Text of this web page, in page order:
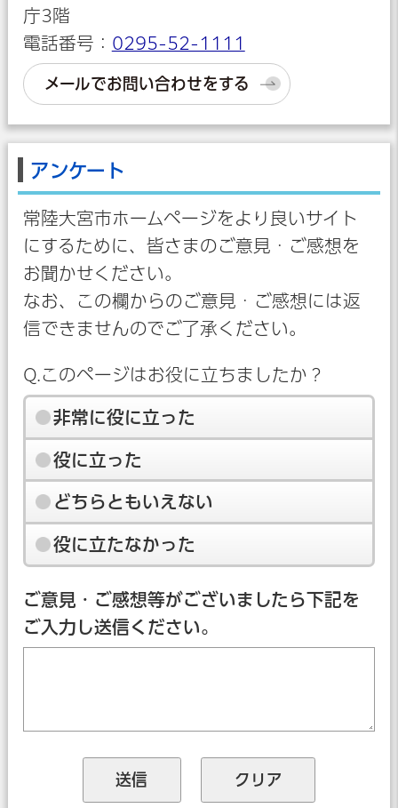
庁3階
電話番号： 0295-52-1111
メールでお問い合わせをする
アンケート
常陸大宮市ホームページをより良いサイト
にするために、皆さまのご意見・ご感想を
お聞かせください。
なお、この欄からのご意見・ご感想には返
信できませんのでご了承ください。
Q.このページはお役に立ちましたか？
非常に役に立った
役に立った
どちらともいえない
役に立たなかった
ご意見・ご感想等がございましたら下記を
ご入力し送信ください。